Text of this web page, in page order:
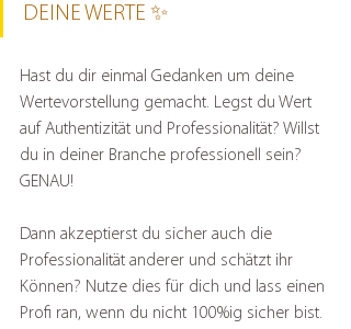
DEINE WERTE ✨
Hast du dir einmal Gedanken um deine
Wertevorstellung gemacht. Legst du Wert
auf Authentizität und Professionalität? Willst
du in deiner Branche professionell sein?
GENAU!
Dann akzeptierst du sicher auch die
Professionalität anderer und schätzt ihr
Können? Nutze dies für dich und lass einen
Profi ran, wenn du nicht 100%ig sicher bist.